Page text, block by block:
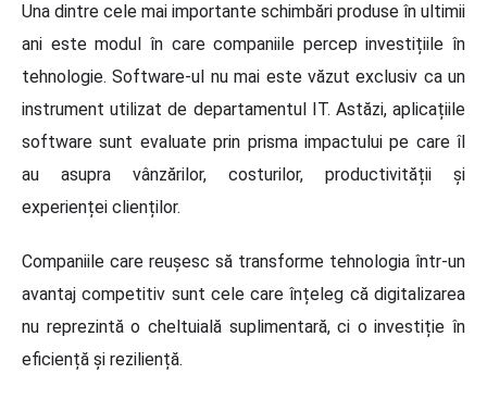
Una dintre cele mai importante schimbări produse în ultimii
ani este modul în care companiile percep investițiile în
tehnologie.Software-ul nu mai este văzut exclusiv ca un
instrument utilizat de departamentul IT. Astăzi, aplicațiile
software sunt evaluate prin prisma impactului pe care îl
au asupra vânzărilor, costurilor, productivității și
experienței clienților.
Companiile care reușesc să transforme tehnologia într-un
avantaj competitiv sunt cele care înțeleg că digitalizarea
nu reprezintă o cheltuială suplimentară, ci o investiție în
eficiență și reziliență.